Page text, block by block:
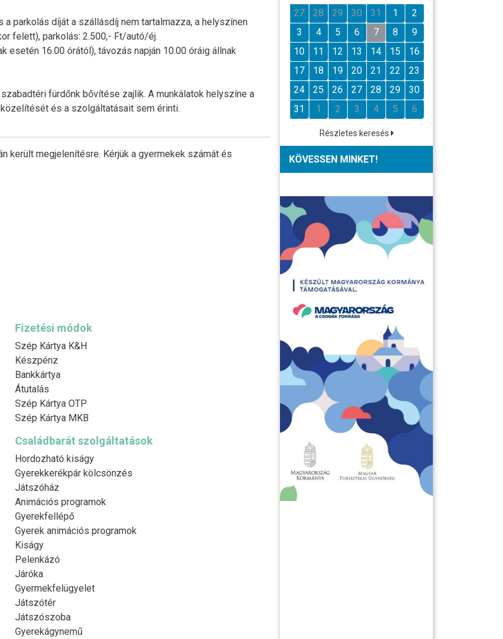
parkolás díját a szállásdíj nem tartalmazza, a helyszínen
felett), parkolás: 2.500,- Ft/autó/éj.
esetén 16.00 órától), távozás napján 10.00 óráig állnak
fürdőnk bővítése zajlik. A munkálatok helyszíne a
és a szolgáltatásait sem érinti.
került megjelenítésre. Kérjük a gyermekek számát és
Fizetési módok
Szép Kártya K&H
Készpénz
Bankkártya
Átutalás
Szép Kártya OTP
Szép Kártya MKB
Családbarát szolgáltatások
Hordozható kiságy
Gyerekkerékpár kölcsönzés
Játszóház
Animációs programok
Gyerekfellépő
Gyerek animációs programok
Kiságy
Pelenkázó
Járóka
Gyermekfelügyelet
Játszótér
Játszószoba
Gyerekágynemű
27
28 29 30 31 1
2
3
4 5 6 7 8
9
10
11 12 13 14 15
16
17
18 19 20 21 22
23
24
25 26 27 28 29
30
31
1 2 3 4 5 6
Részletes keresés
KÖVESSEN MINKET!